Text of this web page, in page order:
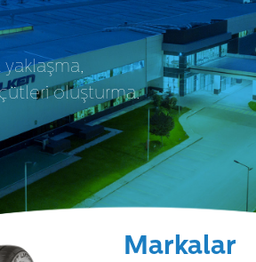
yaklaşma,
oluşturma.
Markalar